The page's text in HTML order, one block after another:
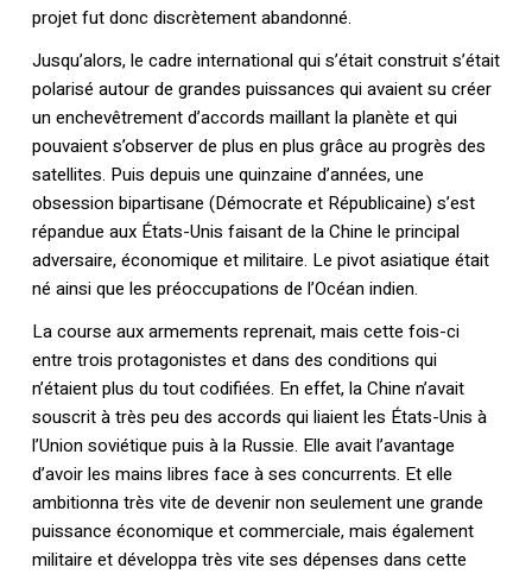
Retourner à la
librairie
projet fut donc discrètement abandonné.
Jusqu’alors, le cadre international qui s’était construit s’était
polarisé autour de grandes puissances qui avaient su créer
un enchevêtrement d’accords maillant la planète et qui
pouvaient s’observer de plus en plus grâce au progrès des
satellites. Puis depuis une quinzaine d’années, une
obsession bipartisane (Démocrate et Républicaine) s’est
répandue aux États-Unis faisant de la Chine le principal
adversaire, économique et militaire. Le pivot asiatique était
né ainsi que les préoccupations de l’Océan indien.
La course aux armements reprenait, mais cette fois-ci
entre trois protagonistes et dans des conditions qui
n’étaient plus du tout codifiées. En effet, la Chine n’avait
souscrit à très peu des accords qui liaient les États-Unis à
l’Union soviétique puis à la Russie. Elle avait l’avantage
d’avoir les mains libres face à ses concurrents. Et elle
ambitionna très vite de devenir non seulement une grande
puissance économique et commerciale, mais également
militaire et développa très vite ses dépenses dans cette